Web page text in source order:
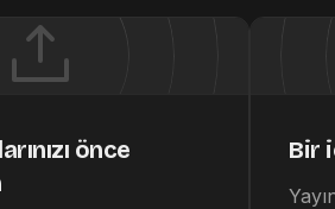
önce
Bir